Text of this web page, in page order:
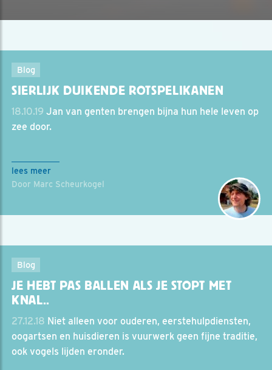
Blog
SIERLIJK DUIKENDE ROTSPELIKANEN
18.10.19 Jan van genten brengen bijna hun hele leven op
zee door.
lees meer
Door Marc Scheurkogel
Blog
JE HEBT PAS BALLEN ALS JE STOPT MET
KNAL..
27.12.18 Niet alleen voor ouderen, eerstehulpdiensten,
oogartsen en huisdieren is vuurwerk geen fijne traditie,
ook vogels lijden eronder.